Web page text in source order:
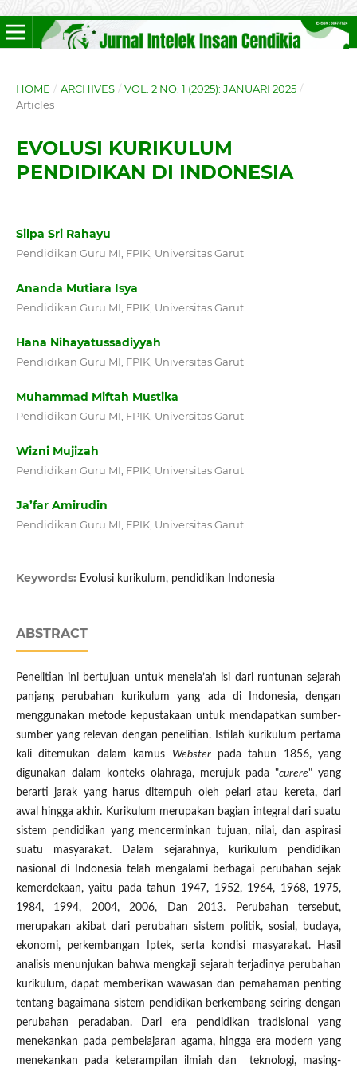
HOME / ARCHIVES / VOL. 2 NO. 1 (2025): JANUARI 2025 /
Articles
EVOLUSI KURIKULUM
PENDIDIKAN DI INDONESIA
Silpa Sri Rahayu
Pendidikan Guru MI, FPIK, Universitas Garut
Ananda Mutiara Isya
Pendidikan Guru MI, FPIK, Universitas Garut
Hana Nihayatussadiyyah
Pendidikan Guru MI, FPIK, Universitas Garut
Muhammad Miftah Mustika
Pendidikan Guru MI, FPIK, Universitas Garut
Wizni Mujizah
Pendidikan Guru MI, FPIK, Universitas Garut
Ja’far Amirudin
Pendidikan Guru MI, FPIK, Universitas Garut
Keywords: Evolusi kurikulum, pendidikan Indonesia
ABSTRACT
Penelitian ini bertujuan untuk menela’ah isi dari runtunan sejarah
panjang perubahan kurikulum yang ada di Indonesia, dengan
menggunakan metode kepustakaan untuk mendapatkan sumber-
sumber yang relevan dengan penelitian. Istilah kurikulum pertama
kali ditemukan dalam kamus
Websterpada tahun 1856, yang
digunakan dalam konteks olahraga, merujuk pada "curere" yang
berarti jarak yang harus ditempuh oleh pelari atau kereta, dari
awal hingga akhir. Kurikulum merupakan bagian integral dari suatu
sistem pendidikan yang mencerminkan tujuan, nilai, dan aspirasi
suatu masyarakat. Dalam sejarahnya, kurikulum pendidikan
nasional di Indonesia telah mengalami berbagai perubahan sejak
kemerdekaan, yaitu pada tahun 1947, 1952, 1964, 1968, 1975,
1984, 1994, 2004, 2006, Dan 2013. Perubahan tersebut,
merupakan akibat dari perubahan sistem politik, sosial, budaya,
ekonomi, perkembangan Iptek, serta kondisi masyarakat. Hasil
analisis menunjukan bahwa mengkaji sejarah terjadinya perubahan
kurikulum, dapat memberikan wawasan dan pemahaman penting
tentang bagaimana sistem pendidikan berkembang seiring dengan
perubahan peradaban. Dari era pendidikan tradisional yang
menekankan pada pembelajaran agama, hingga era modern yang
menekankan pada keterampilan ilmiah dan teknologi, masing-